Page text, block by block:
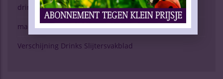
drinken & gezondheid
marktspiegel
Verschijning Drinks Slijtersvakblad